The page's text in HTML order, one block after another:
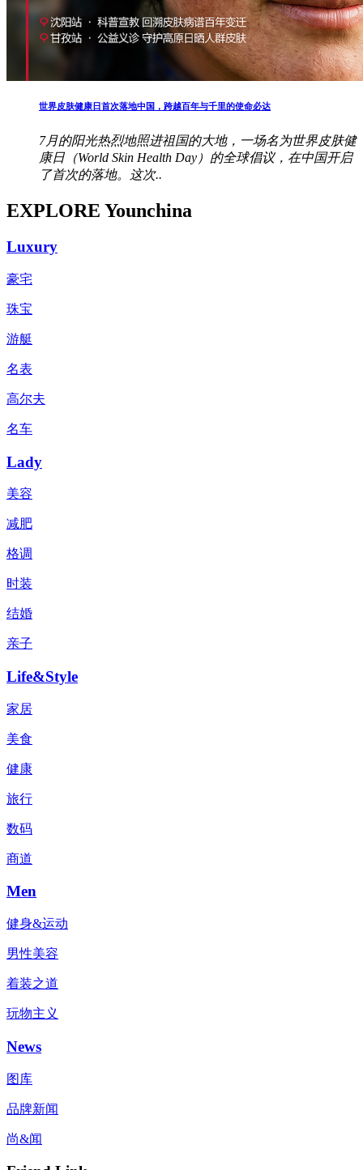
世界皮肤健康日首次落地中国，跨越百年与千里的使命必达
7月的阳光热烈地照进祖国的大地，一场名为世界皮肤健
康日（World Skin Health Day）的全球倡议，在中国开启
了首次的落地。这次..
EXPLORE Younchina
Luxury
豪宅
珠宝
游艇
名表
高尔夫
名车
Lady
美容
减肥
格调
时装
结婚
亲子
Life&Style
家居
美食
健康
旅行
数码
商道
Men
健身&运动
男性美容
着装之道
玩物主义
News
图库
品牌新闻
尚&闻